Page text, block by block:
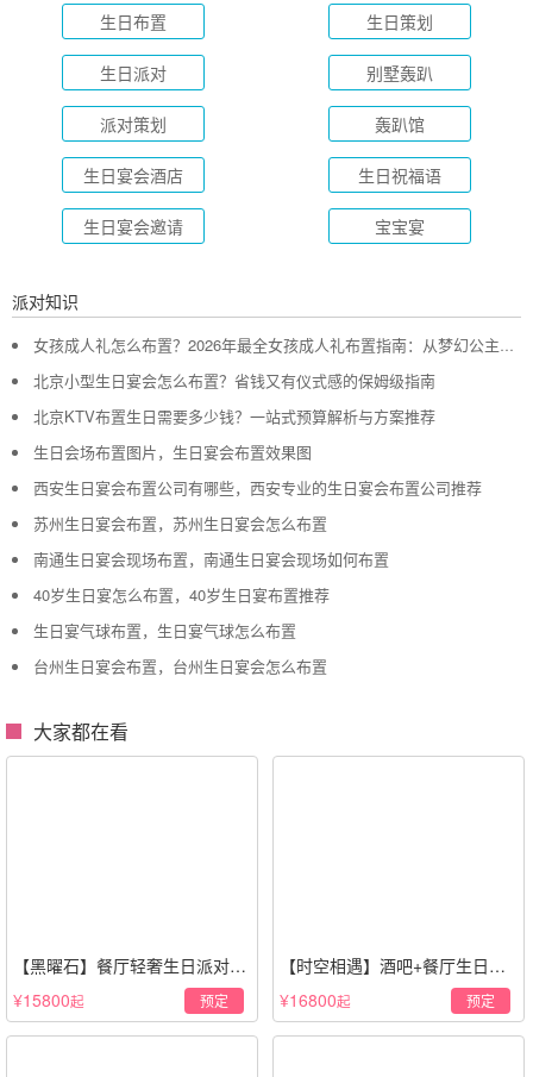
生日布置 生日策划
生日派对 别墅轰趴
派对策划 轰趴馆
生日宴会酒店 生日祝福语
生日宴会邀请 宝宝宴
派对知识
女孩成人礼怎么布置？2026年最全女孩成人礼布置指南：从梦幻公主风到酷飒个性范，打造专属她的成年盛典
北京小型生日宴会怎么布置？省钱又有仪式感的保姆级指南
北京KTV布置生日需要多少钱？一站式预算解析与方案推荐
生日会场布置图片，生日宴会布置效果图
西安生日宴会布置公司有哪些，西安专业的生日宴会布置公司推荐
苏州生日宴会布置，苏州生日宴会怎么布置
南通生日宴会现场布置，南通生日宴会现场如何布置
40岁生日宴怎么布置，40岁生日宴布置推荐
生日宴气球布置，生日宴气球怎么布置
台州生日宴会布置，台州生日宴会怎么布置
大家都在看
【黑曜石】餐厅轻奢生日派对策
划·黑金风格
¥15800起 预定
【时空相遇】酒吧+餐厅生日惊
喜策划·高级感蓝色系
¥16800起 预定